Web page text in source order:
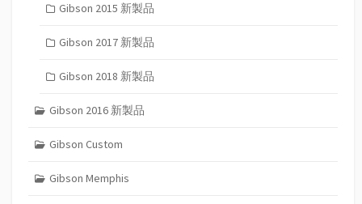
Gibson 2015 新製品
Gibson 2017 新製品
Gibson 2018 新製品
Gibson 2016 新製品
Gibson Custom
Gibson Memphis